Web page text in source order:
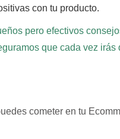
con tu producto.
pero efectivos
que cada vez
cometer en tu